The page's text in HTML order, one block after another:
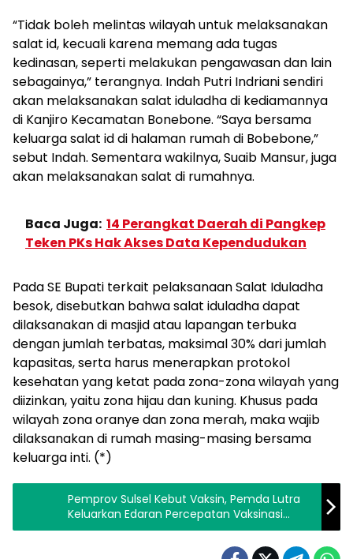
“Tidak boleh melintas wilayah untuk melaksanakan
salat id, kecuali karena memang ada tugas
kedinasan, seperti melakukan pengawasan dan lain
sebagainya,” terangnya. Indah Putri Indriani sendiri
akan melaksanakan salat iduladha di kediamannya
di Kanjiro Kecamatan Bonebone. “Saya bersama
keluarga salat id di halaman rumah di Bobebone,”
sebut Indah. Sementara wakilnya, Suaib Mansur, juga
akan melaksanakan salat di rumahnya.
Baca Juga: 14 Perangkat Daerah di Pangkep
Teken PKs Hak Akses Data Kependudukan
Pada SE Bupati terkait pelaksanaan Salat Iduladha
besok, disebutkan bahwa salat iduladha dapat
dilaksanakan di masjid atau lapangan terbuka
dengan jumlah terbatas, maksimal 30% dari jumlah
kapasitas, serta harus menerapkan protokol
kesehatan yang ketat pada zona-zona wilayah yang
diizinkan, yaitu zona hijau dan kuning. Khusus pada
wilayah zona oranye dan zona merah, maka wajib
dilaksanakan di rumah masing-masing bersama
keluarga inti. (*)
Pemprov Sulsel Kebut Vaksin, Pemda Lutra
Keluarkan Edaran Percepatan Vaksinasi
COVID-19